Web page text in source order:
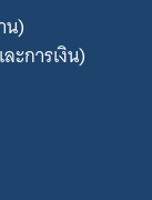
น)
การเงิน)